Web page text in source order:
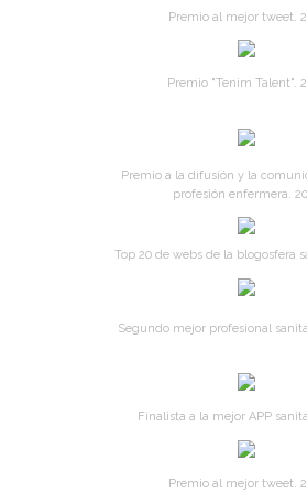
Premio al mejor tweet.
Premio "Tenim Talent".
Premio a la difusión y la
profesión enfermera.
Top 20 de webs de la blogosfera
Segundo mejor profesional
Finalista a la mejor APP
Premio al mejor tweet.